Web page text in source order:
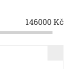
146000Kč